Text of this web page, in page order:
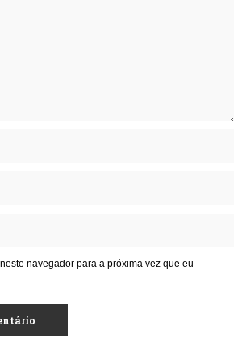
navegador para a próxima vez que eu